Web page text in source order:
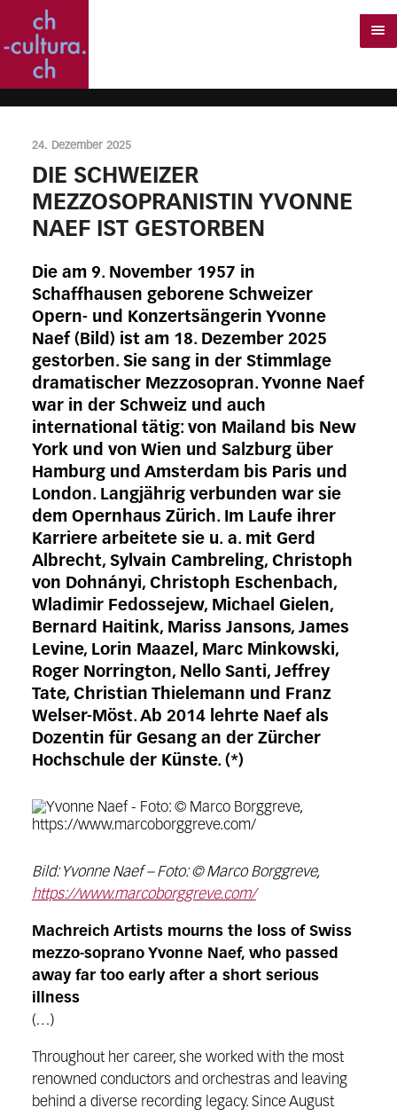
24. Dezember 2025
DIE SCHWEIZER
MEZZOSOPRANISTIN YVONNE
NAEF IST GESTORBEN
Die am 9. November 1957 in
Schaffhausen geborene Schweizer
Opern- und Konzertsängerin Yvonne
Naef (Bild) ist am 18. Dezember 2025
gestorben. Sie sang in der Stimmlage
dramatischer Mezzosopran. Yvonne Naef
war in der Schweiz und auch
international tätig: von Mailand bis New
York und von Wien und Salzburg über
Hamburg und Amsterdam bis Paris und
London. Langjährig verbunden war sie
dem Opernhaus Zürich. Im Laufe ihrer
Karriere arbeitete sie u. a. mit Gerd
Albrecht, Sylvain Cambreling, Christoph
von Dohnányi, Christoph Eschenbach,
Wladimir Fedossejew, Michael Gielen,
Bernard Haitink, Mariss Jansons, James
Levine, Lorin Maazel, Marc Minkowski,
Roger Norrington, Nello Santi, Jeffrey
Tate, Christian Thielemann und Franz
Welser-Möst. Ab 2014 lehrte Naef als
Dozentin für Gesang an der Zürcher
Hochschule der Künste. (*)
Bild: Yvonne Naef – Foto: © Marco Borggreve,
https://www.marcoborggreve.com/
Machreich Artists mourns the loss of Swiss
mezzo-soprano Yvonne Naef, who passed
away far too early after a short serious
illness
(…)
Throughout her career, she worked with the most
renowned conductors and orchestras and leaving
behind a diverse recording legacy. Since August